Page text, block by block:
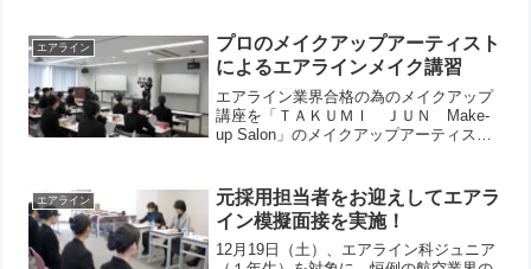
ン研修参加者のコメント（一部）です。
エアライン
プロのメイクアップアーティスト
によるエアラインメイク講習
エアライン業界合格の為のメイクアップ
講座を「ＴＡＫＵＭＩ ＪＵＮ Make-
up Salon」のメイクアップアーティスト
エアライン
元採用担当者をお迎えしてエアラ
イン模擬面接を実施！
12月19日（土）、エアライン科ジュニア